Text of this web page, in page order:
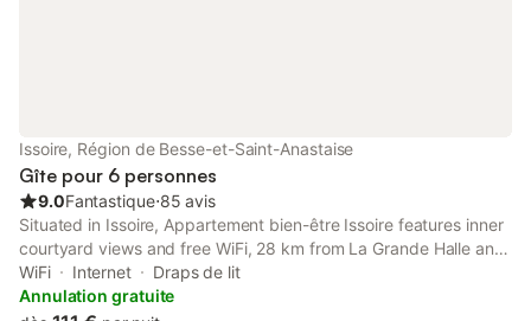
Issoire, Région de Besse-et-Saint-Anastaise
Gîte pour 6 personnes
9.0Fantastique⋅85 avis
Situated in Issoire, Appartement bien-être Issoire features inner
courtyard views and free WiFi, 28 km from La Grande Halle and
28 km from Zénith d'Auvergne.
WiFi Internet
Draps de lit
Annulation gratuite